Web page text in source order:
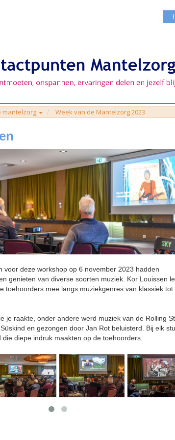
mantelzorg Week van de Mantelzorg 2023
voor deze workshop op 6 november 2023 hadden
genieten van diverse soorten muziek. Kor Louissen
toehoorders mee langs muziekgenres van klassiek tot
je raakte, onder andere werd muziek van de Rolling
en gezongen door Jan Rot beluisterd. Bij elk
diepe indruk maakten op de toehoorders.